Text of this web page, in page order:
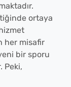
ortaya
her misafir
bir sporu
Peki,